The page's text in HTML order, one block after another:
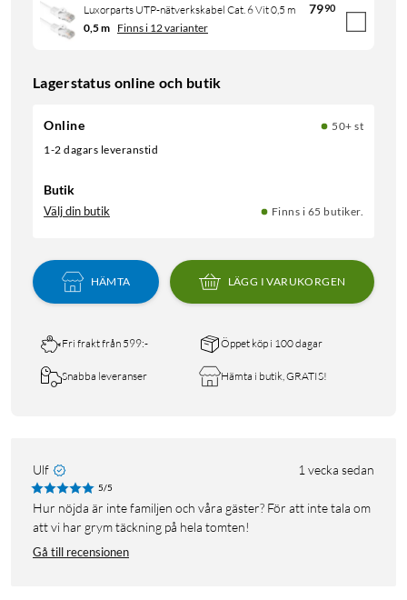
Luxorparts UTP-nätverkskabel Cat. 6 Vit 0,5 m 7990
0,5 m Finns i 12 varianter
Lagerstatus online och butik
Online
50+ st
1-2 dagars leveranstid
Butik
Välj din butik Finns i 65 butiker.
HÄMTA LÄGG I VARUKORGEN
Fri frakt från 599:- Öppet köp i 100 dagar
Snabba leveranser Hämta i butik, GRATIS!
Ulf 1 vecka sedan
5/5
Hur nöjda är inte familjen och våra gäster? För att inte tala om
att vi har grym täckning på hela tomten!
Gå till recensionen